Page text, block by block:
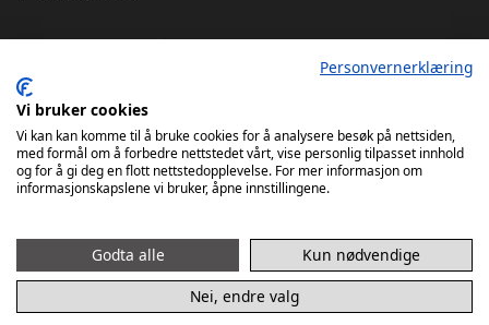
Administrasjonen i Elverum Håndball
Styre og utvalg
VARSLINGSRUTINER FOR ELVERUM HÅNDBALL
Personvernerklæring
Vi bruker cookies
Vi kan kan komme til å bruke cookies for å analysere besøk på nettsiden,
med formål om å forbedre nettstedet vårt, vise personlig tilpasset innhold
og for å gi deg en flott nettstedopplevelse. For mer informasjon om
informasjonskapslene vi bruker, åpne innstillingene.
Godta alle
Kun nødvendige
Nei, endre valg